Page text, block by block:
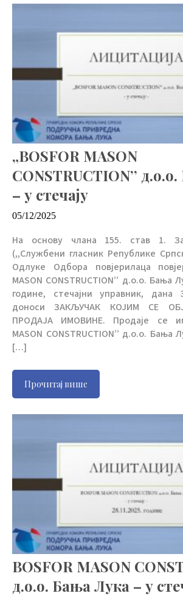
„BOSFOR MASON
CONSTRUCTION’’
– у стечају
05/12/2025
На основу члана 155. став 1.
(,,Службени гласник Републике
Одлуке Одбора повјерилаца
MASON CONSTRUCTION’’ д.о.о. Бања
године, стечајни управник, дана
доноси ЗАКЉУЧАК КОЈИМ СЕ
ПРОДАЈА ИМОВИНЕ. Продаје се
MASON CONSTRUCTION’’ д.о.о. Бања
[…]
Прочитај више
BOSFOR MASON
д.о.о. Бања Лука – у